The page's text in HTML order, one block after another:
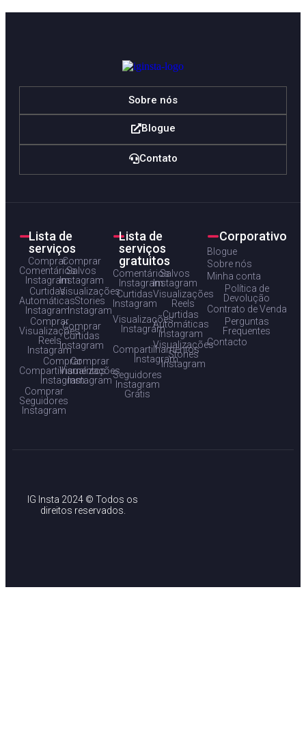
Sobre nós
Blogue
Contato
Lista de
serviços
Comprar
Comentários
Instagram
Comprar
Salvos
Instagram
Curtidas
Automáticas
Instagram
Visualizações
Stories
Instagram
Comprar
Visualizações
Reels
Instagram
Comprar
Curtidas
Instagram
Comprar
Compartilhamentos
Instagram
Comprar
Visualizações
Instagram
Comprar
Seguidores
Instagram
Lista de
serviços
gratuitos
Comentários
Instagram
Salvos
Instagram
Curtidas
Instagram
Visualizações
Reels
Visualizações
Instagram
Curtidas
Automáticas
Instagram
Compartilhamentos
Instagram
Visualizações
Stories
Instagram
Seguidores
Instagram
Grátis
Corporativo
Blogue
Sobre nós
Minha conta
Política de
Devolução
Contrato de Venda
Perguntas
Frequentes
Contacto
IG Insta 2024 © Todos os
direitos reservados.